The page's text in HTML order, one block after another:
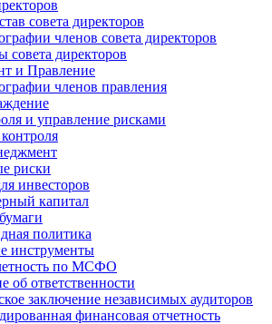
совета директоров
членов совета директоров
совета директоров
и Правление
членов правления
и управление рисками
риски
инвесторов
капитал
политика
инструменты
по МСФО
об ответственности
заключение независимых аудиторов
финансовая отчетность